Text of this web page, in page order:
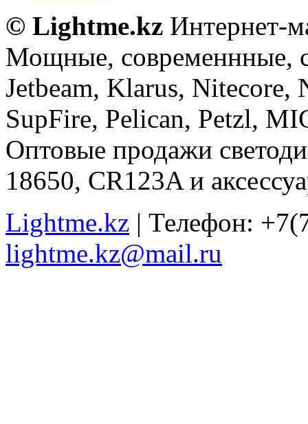
© Lightme.kz Интернет-
Мощные, современнные,
Jetbeam, Klarus, Nitecore,
SupFire, Pelican, Petzl,
Оптовые продажи
18650, CR123A и
Lightme.kz | Телефон:
lightme.kz@mail.ru